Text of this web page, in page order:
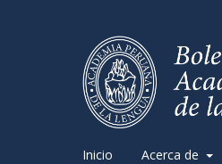
Inicio Acerca de